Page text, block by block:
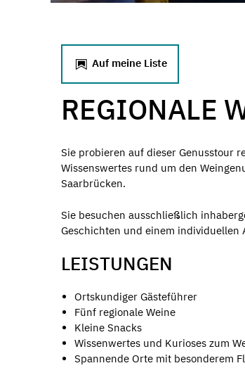
Auf meine Liste
REGIONALE
Sie probieren auf dieser Genusstour
Wissenswertes rund um den
Saarbrücken.
Sie besuchen ausschließlich
Geschichten und einem individuellen
LEISTUNGEN
Ortskundiger Gästeführer
Fünf regionale Weine
Kleine Snacks
Wissenwertes und Kurioses zum
Spannende Orte mit besonderem